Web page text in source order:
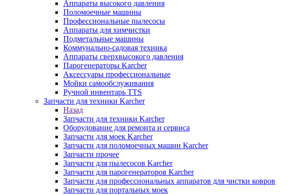
Аппараты высокого давления
Поломоечные машины
Профессиональные пылесосы
Аппараты для химчистки
Подметальные машины
Коммунально-садовая техника
Аппараты сверхвысокого давления
Парогенераторы Karcher
Аксессуары профессиональные
Мойки самообслуживания
Ручной инвентарь TTS
Запчасти для техники Karcher
Назад
Запчасти для техники Karcher
Оборудование для ремонта и сервиса
Запчасти для моек Karcher
Запчасти для поломоечных машин Karcher
Запчасти прочее
Запчасти для пылесосов Karcher
Запчасти для парогенераторов Karcher
Запчасти для профессиональных аппаратов для чистки ковров
Запчасти для портальных моек